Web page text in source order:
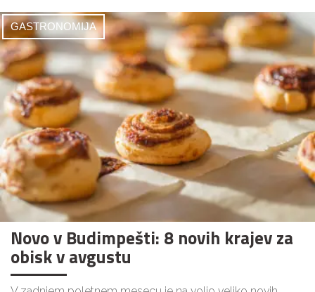
GASTRONOMIJA
Novo v Budimpešti: 8 novih krajev za
obisk v avgustu